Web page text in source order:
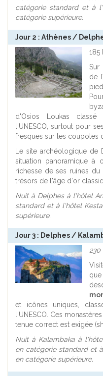
catégorie standard et à
catégorie supérieure.
Jour 2 : Athènes /
185
Sur
de
d'Osios Loukas
l'UNESCO, surtout pour
fresques sur les coupoles
Le site archéologique de
situation panoramique
richesse de ses ruines
trésors de l'âge d'or
Nuit à Delphes à l'hôtel
standard et à l'hôtel
supérieure.
Jour 3 : Delphes /
230
et icônes uniques,
l'UNESCO. Ces
tenue correct est exigée
Nuit à Kalambaka à
en catégorie standard et
en catégorie supérieure.